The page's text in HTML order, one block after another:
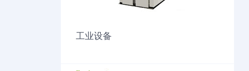
工业设备